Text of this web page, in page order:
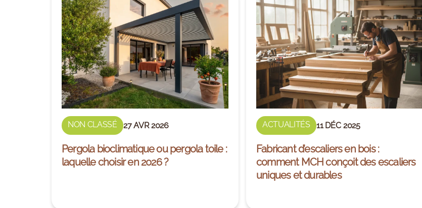
NON CLASSÉ 27 AVR 2026
Pergola bioclimatique ou pergola toile :
laquelle choisir en 2026 ?
ACTUALITÉS 11 DÉC 2025
Fabricant d’escaliers en bois :
comment MCH conçoit des escaliers
uniques et durables